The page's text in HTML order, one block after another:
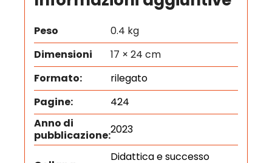
Peso
0.4 kg
Dimensioni
17 × 24 cm
Formato:
rilegato
Pagine:
424
Anno di
pubblicazione:2023
Didattica e successo